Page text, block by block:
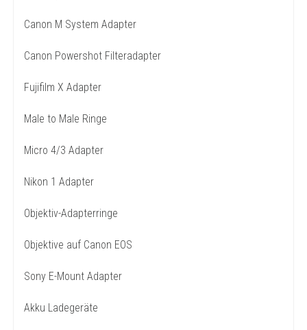
Canon M System Adapter
Canon Powershot Filteradapter
Fujifilm X Adapter
Male to Male Ringe
Micro 4/3 Adapter
Nikon 1 Adapter
Objektiv-Adapterringe
Objektive auf Canon EOS
Sony E-Mount Adapter
Akku Ladegeräte